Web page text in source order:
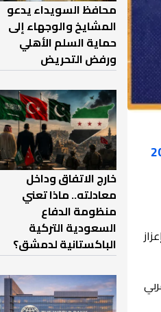
محافظ السويداء يدعو
المشايخ والوجهاء إلى
حماية السلم الأهلي
ورفض التحريض
خارج الاتفاق وداخل
معادلته.. ماذا تعني
منظومة الدفاع
السعودية التركية
الباكستانية لدمشق؟